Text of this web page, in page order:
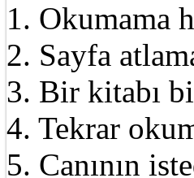
1. Okumama
2. Sayfa
3. Bir kitabı
4. Tekrar
5. Canının